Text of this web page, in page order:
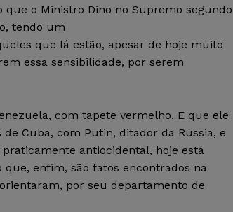
o Ministro Dino no Supremo segundo
tendo um
que lá estão, apesar de hoje muito
essa sensibilidade, por serem
com tapete vermelho. E que ele
Cuba, com Putin, ditador da Rússia, e
antiocidental, hoje está
enfim, são fatos encontrados na
por seu departamento de